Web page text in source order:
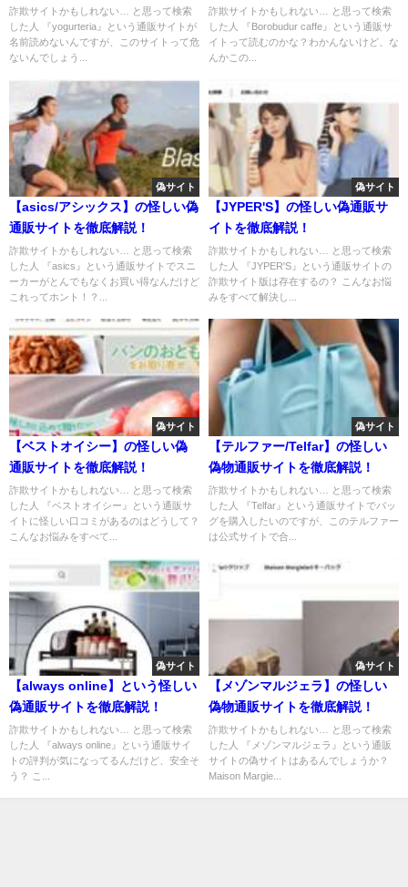
詐欺サイトかもしれない… と思って検索
した人 『yogurteria』という通販サイトが
名前読めないんですが、このサイトって危
ないんでしょう...
詐欺サイトかもしれない… と思って検索
した人 『Borobudur caffe』という通販サ
イトって読むのかな？わかんないけど、な
んかこの...
偽サイト
【asics/アシックス】の怪しい偽
通販サイトを徹底解説！
詐欺サイトかもしれない… と思って検索
した人 『asics』という通販サイトでスニ
ーカーがとんでもなくお買い得なんだけど
これってホント！？...
偽サイト
【JYPER'S】の怪しい偽通販サ
イトを徹底解説！
詐欺サイトかもしれない… と思って検索
した人 『JYPER'S』という通販サイトの
詐欺サイト版は存在するの？ こんなお悩
みをすべて解決し...
偽サイト
【ベストオイシー】の怪しい偽
通販サイトを徹底解説！
詐欺サイトかもしれない… と思って検索
した人 『ベストオイシー』という通販サ
イトに怪しい口コミがあるのはどうして？
こんなお悩みをすべて...
偽サイト
【テルファー/Telfar】の怪しい
偽物通販サイトを徹底解説！
詐欺サイトかもしれない… と思って検索
した人 『Telfar』という通販サイトでバッ
グを購入したいのですが、このテルファー
は公式サイトで合...
偽サイト
【always online】という怪しい
偽通販サイトを徹底解説！
詐欺サイトかもしれない… と思って検索
した人 『always online』という通販サイ
トの評判が気になってるんだけど、安全そ
う？ こ...
偽サイト
【メゾンマルジェラ】の怪しい
偽物通販サイトを徹底解説！
詐欺サイトかもしれない… と思って検索
した人 『メゾンマルジェラ』という通販
サイトの偽サイトはあるんでしょうか？
Maison Margie...